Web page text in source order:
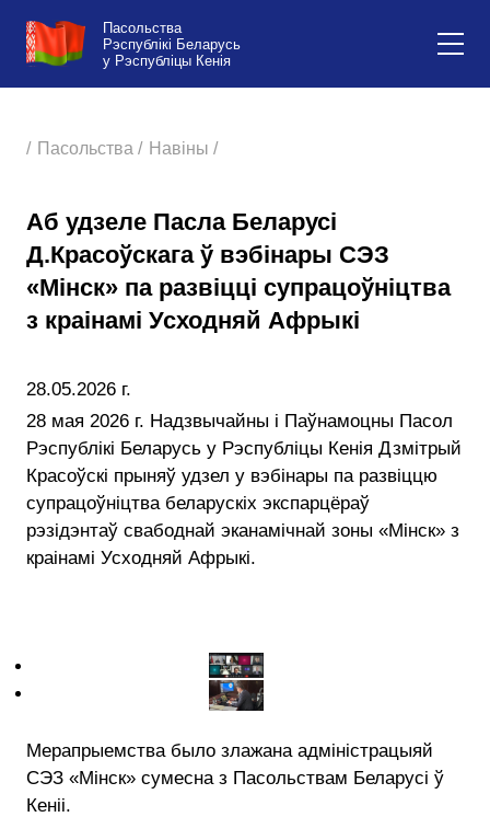
Пасольства
Рэспублікі Беларусь
у Рэспубліцы Кенія
/ Пасольства / Навіны /
Аб удзеле Пасла Беларусі
Д.Красоўскага ў вэбінары СЭЗ
«Мінск» па развіцці супрацоўніцтва
з краінамі Усходняй Афрыкі
28.05.2026 г.
28 мая 2026 г. Надзвычайны і Паўнамоцны Пасол
Рэспублікі Беларусь у Рэспубліцы Кенія Дзмітрый
Красоўскі прыняў удзел у вэбінары па развіццю
супрацоўніцтва беларускіх экспарцёраў
рэзідэнтаў свабоднай эканамічнай зоны «Мінск» з
краінамі Усходняй Афрыкі.
Мерапрыемства было злажана адміністрацыяй
СЭЗ «Мінск» сумесна з Пасольствам Беларусі ў
Кеніі.